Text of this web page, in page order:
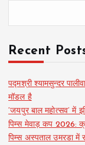
Recent
पद्मश्री श्यामसुन्दर
मॉडल है
‘जयपुर बाल महोत्सव’ में
पिम्स मेवाड़ कप 2026:
पिम्स अस्पताल उमरडा में